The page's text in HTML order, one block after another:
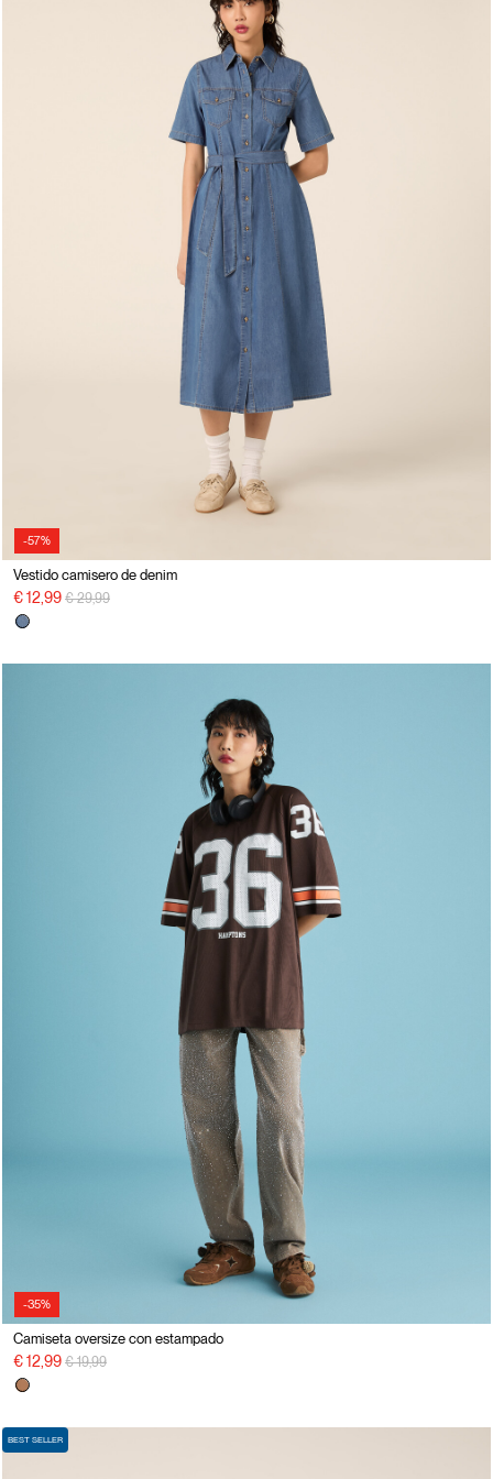
-57%
Vestido camisero de denim
€ 12,99 precio rebajado desde
€ 29,99a
-35%
Camiseta oversize con estampado
€ 12,99 precio rebajado desde
€ 19,99a
BEST SELLER